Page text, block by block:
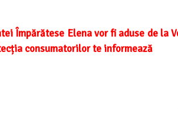
Împărătese Elena vor fi aduse de la
consumatorilor te informează